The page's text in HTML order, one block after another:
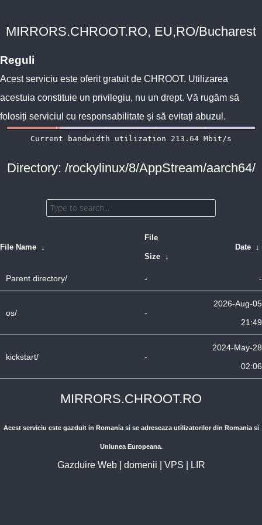
MIRRORS.CHROOT.RO, EU,RO/Bucharest
Reguli
Acest serviciu este oferit gratuit de CHROOT. Utilizarea
acestuia constituie un privilegiu, nu un drept. Vă rugăm să
folosiți serviciul cu responsabilitate și să evitați abuzul.
Directory: /rockylinux/8/AppStream/aarch64/
File Name ↓
File
Size ↓
Date ↓
Parent directory/ - -
os/ -
2026-Aug-05
21:49
kickstart/ -
2024-May-28
02:06
MIRRORS.CHROOT.RO
Acest serviciu este gazduit in Romania si se adreseaza utilizatorilor din Romania si
Uniunea Europeana.
Gazduire Web| domenii VPS LIR